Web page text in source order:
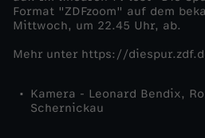
Format "ZDFzoom" auf dem
Mittwoch, um 22.45 Uhr, ab.
Mehr unter https://
Kamera - Leonard Bendix,
Schernickau